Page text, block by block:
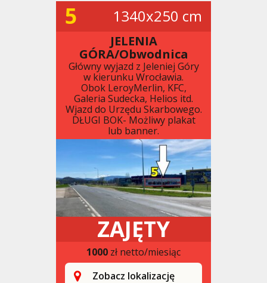
5 1340x250 cm
JELENIA
GÓRA/Obwodnica
Główny wyjazd z Jeleniej Góry
w kierunku Wrocławia.
Obok LeroyMerlin, KFC,
Galeria Sudecka, Helios itd.
Wjazd do Urzędu Skarbowego.
DŁUGI BOK- Możliwy plakat
lub banner.
ZAJĘTY
1000 zł netto/miesiąc
Zobacz lokalizację